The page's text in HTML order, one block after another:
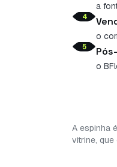
a
4
o
5
o
A espinha
vitrine, que